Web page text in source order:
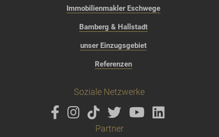
Immobilienmakler Eschwege
Bamberg & Hallstadt
unser Einzugsgebiet
Referenzen
Soziale Netzwerke
Partner